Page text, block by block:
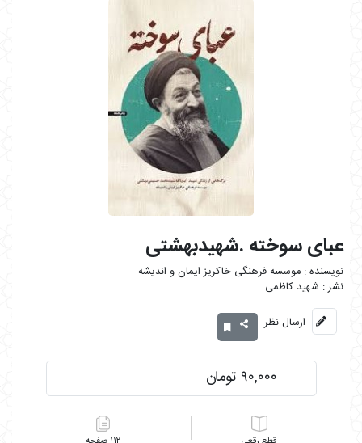
عبای سوخته .شهیدبهشتی
موسسه فرهنگی خاکریز ایمان و اندیشه
شهید کاظمی
ارسال نظر
۹۰,۰۰۰ تومان